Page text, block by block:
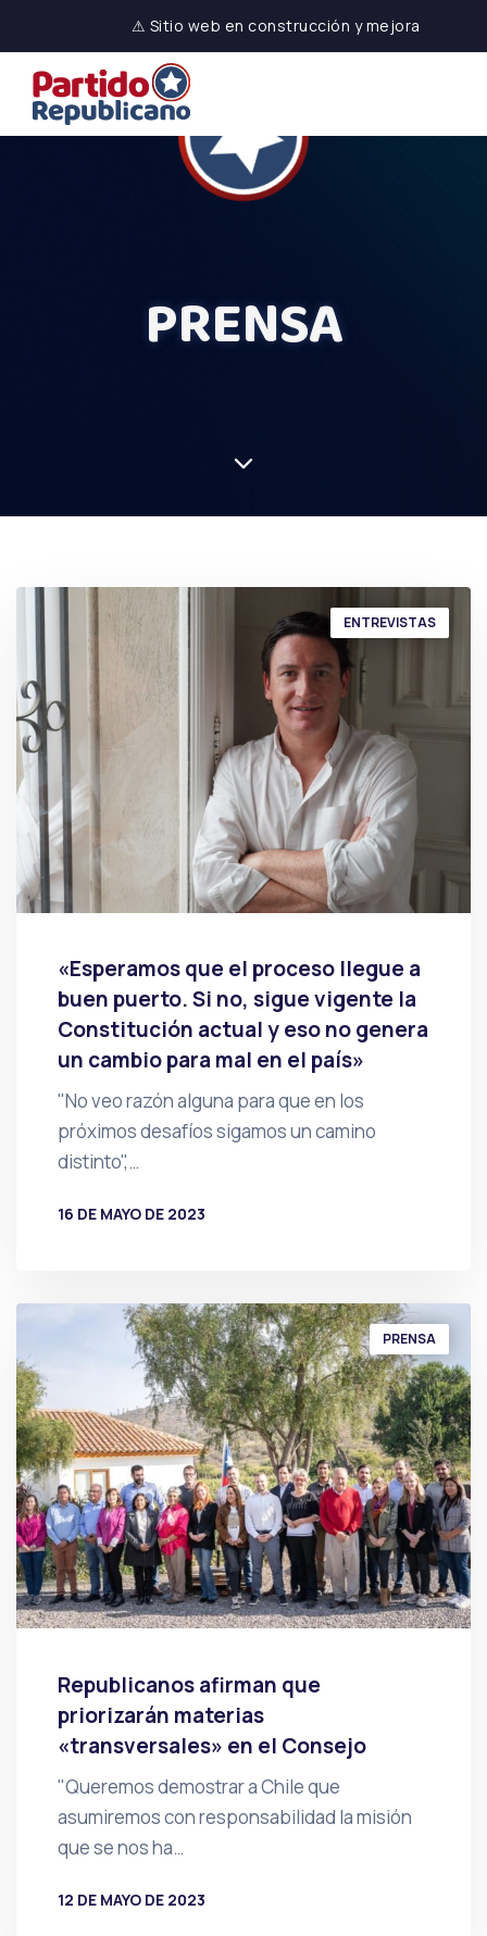
⚠ Sitio web en construcción y mejora
PRENSA
ENTREVISTAS
«Esperamos que el proceso llegue a
buen puerto. Si no, sigue vigente la
Constitución actual y eso no genera
un cambio para mal en el país»
"No veo razón alguna para que en los
próximos desafíos sigamos un camino
distinto",…
16 DE MAYO DE 2023
PRENSA
Republicanos afirman que
priorizarán materias
«transversales» en el Consejo
"Queremos demostrar a Chile que
asumiremos con responsabilidad la misión
que se nos ha…
12 DE MAYO DE 2023